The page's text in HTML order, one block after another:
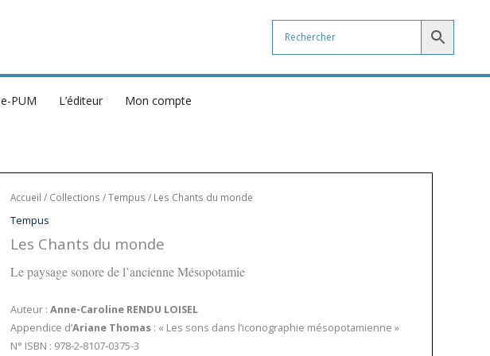
e-PUM L’éditeur Mon compte
Accueil / Collections / Tempus / Les Chants du monde
Tempus
Les Chants du monde
Le paysage sonore de l’ancienne Mésopotamie
Auteur : Anne-Caroline RENDU LOISEL
Appendice d’Ariane Thomas : « Les sons dans l’iconographie mésopotamienne »
N° ISBN : 978-2-8107-0375-3